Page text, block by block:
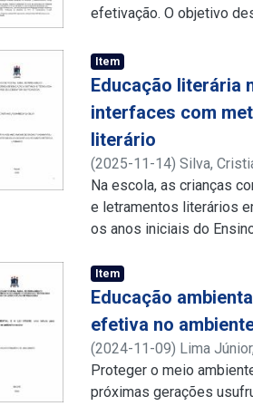
artigos, e outros
pesquisa, que tem uma
família na aprendizagem
e a família, construindo
éticos, morais e
efetivação. O objetivo
Foram abordados os
como as dificuldades
escolar. É preciso
forma eficaz, assegurar
educação inclusiva exige
regular. Exige que os
incluam na prática todos
Item
Educação literária
interfaces com
literário
(2025-11-14)Silva,
http://lattes.cnpq.br/
Na escola, as crianças
e letramentos literários
os anos iniciais do
estratégias didáticas e
iniciais do Ensino
apoiar a educação
leitor em interação com
objetivo geral investigar
Fundamental, tendo em
Item
Educação
efetiva no
(2024-11-09) Lima
http://lattes.cnpq.br/
Proteger o meio
próximas gerações